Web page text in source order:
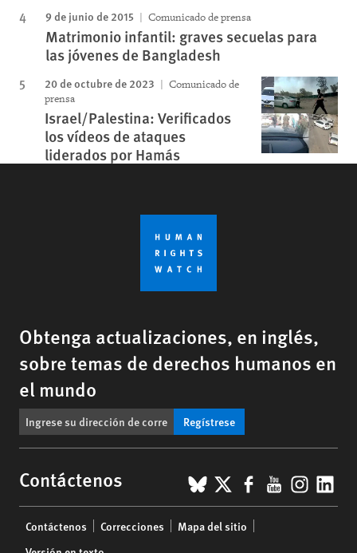
9 de junio de 2015 Comunicado de prensa
Matrimonio infantil: graves secuelas para
las jóvenes de Bangladesh
20 de octubre de 2023
Comunicado de
prensa
Israel/Palestina: Verificados
los vídeos de ataques
liderados por Hamás
Obtenga actualizaciones, en inglés,
sobre temas de derechos humanos en
el mundo
Regístrese
Contáctenos BlueSky
X Facebook
YouTube
menu
Contáctenos Correcciones
Mapa del sitio